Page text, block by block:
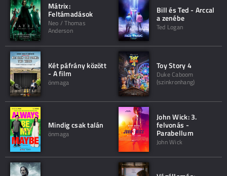
Mátrix:
Feltámadások
Neo / Thomas
Anderson
Bill és Ted - Arccal
a zenébe
Ted Logan
Két páfrány között
- A film
önmaga
Toy Story 4
Duke Caboom
(szinkronhang)
Mindig csak talán
önmaga
John Wick: 3.
felvonás -
Parabellum
John Wick